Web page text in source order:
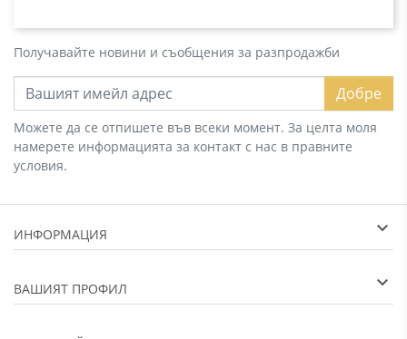
Получавайте новини и съобщения за разпродажби
Добре
Можете да се отпишете във всеки момент. За целта моля
намерете информацията за контакт с нас в правните
условия.
ИНФОРМАЦИЯ
ВАШИЯТ ПРОФИЛ